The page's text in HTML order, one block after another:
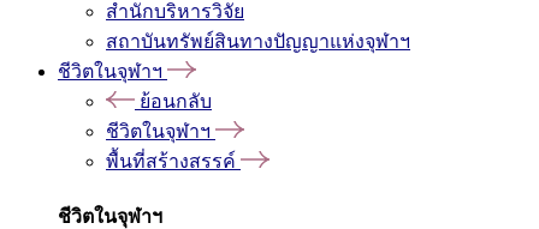
สำนักบริหารวิจัย
สถาบันทรัพย์สินทางปัญญาแห่งจุฬาฯ
ชีวิตในจุฬาฯ
ย้อนกลับ
ชีวิตในจุฬาฯ
พื้นที่สร้างสรรค์
ชีวิตในจุฬาฯ